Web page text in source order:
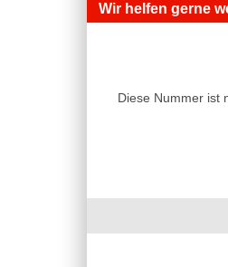
Wir helfen gerne
Diese Nummer ist